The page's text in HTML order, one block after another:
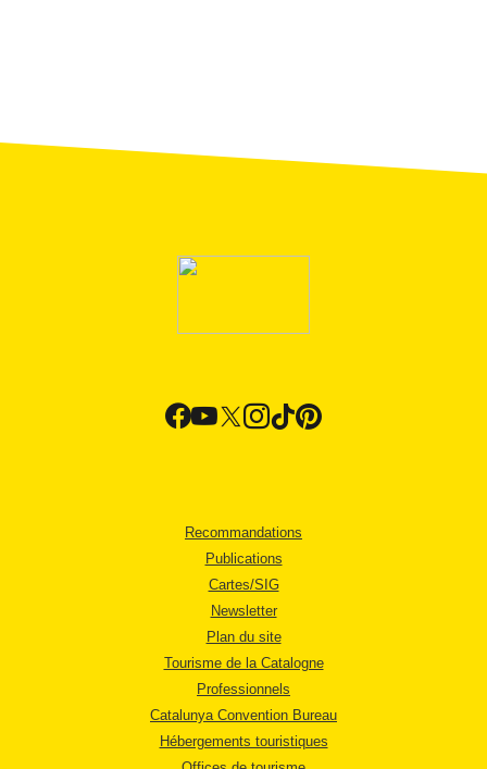
Recommandations
Publications
Cartes/SIG
Newsletter
Plan du site
Tourisme de la Catalogne
Professionnels
Catalunya Convention Bureau
Hébergements touristiques